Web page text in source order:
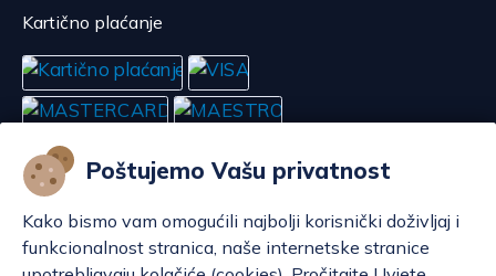
Poštujemo Vašu privatnost
Kako bismo vam omogućili najbolji korisnički doživljaj i
funkcionalnost stranica, naše internetske stranice
Kartično plaćanje